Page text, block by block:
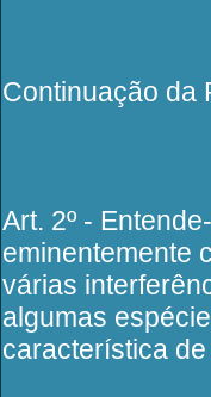
Continuação da
Art. 2º -
eminentemente
várias
algumas
característica